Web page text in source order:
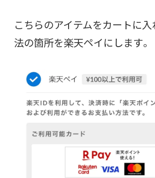
こちらのアイテムをカートに入
法の箇所を楽天ペイにします。